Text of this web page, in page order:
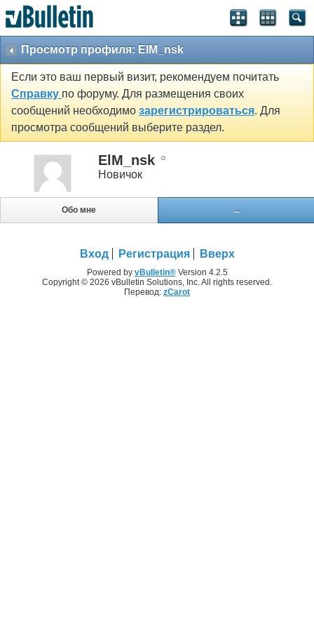
Просмотр профиля: ElM_nsk
Если это ваш первый визит, рекомендуем почитать
Справку по форуму. Для размещения своих
сообщений необходимо зарегистрироваться. Для
просмотра сообщений выберите раздел.
ElM_nsk
Новичок
Обо мне ...
Вход Регистрация Вверх
Powered by vBulletin®Version 4.2.5
Copyright © 2026 vBulletin Solutions, Inc. All rights reserved.
Перевод: zCarot